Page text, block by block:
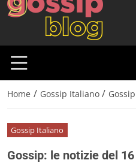
Home / Gossip Italiano /
Gossip Italiano
Gossip: le notizie del